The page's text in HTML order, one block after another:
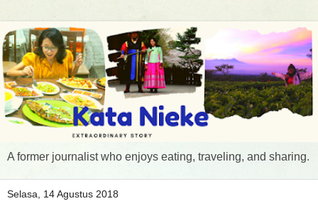
A former journalist who enjoys eating, traveling, and sharing.
Selasa, 14 Agustus 2018